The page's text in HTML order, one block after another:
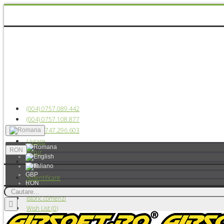
(004) 0757.089.442
(004) 0757.108.877
(004) 0747.296.603
Livrare
Retur
RON
EUR
GBP
RON
USD
Autentificare
Înregistrare
Istoric comenzi
Wish List (0)